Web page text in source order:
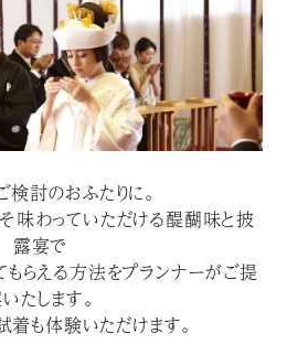
討のおふたりに。
味わっていただける醍醐味と披
露宴で
もらえる方法をプランナーがご提
たします。
も体験いただけます。